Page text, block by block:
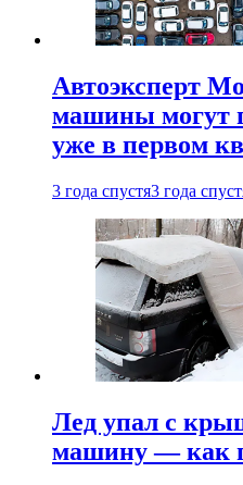
Автоэксперт
машины могут
уже в первом
3 года спустя3 года
Лед упал с
машину — как